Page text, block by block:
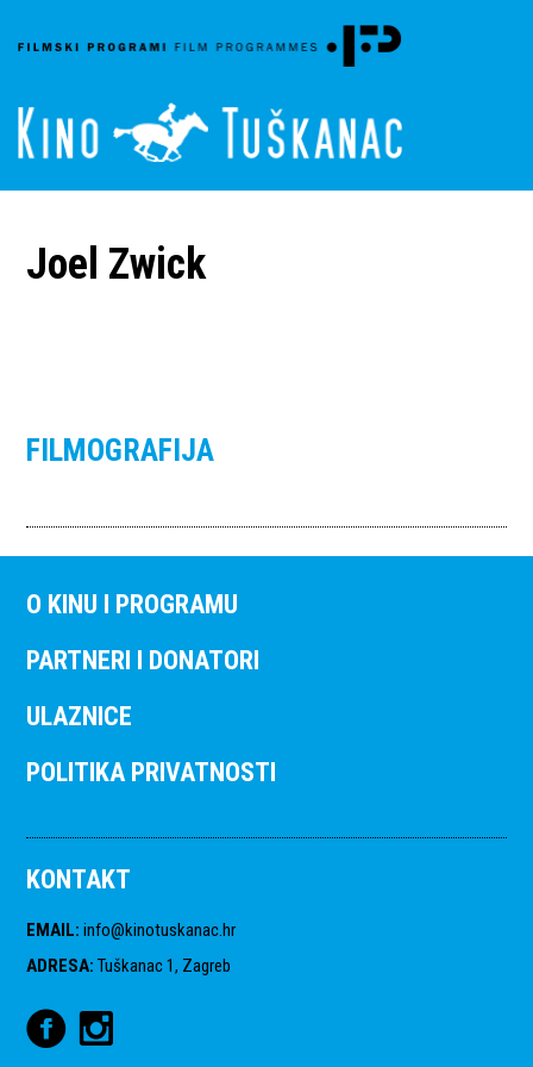
Joel Zwick
FILMOGRAFIJA
O KINU I PROGRAMU
PARTNERI I DONATORI
ULAZNICE
POLITIKA PRIVATNOSTI
KONTAKT
EMAIL: info@kinotuskanac.hr
ADRESA: Tuškanac 1, Zagreb